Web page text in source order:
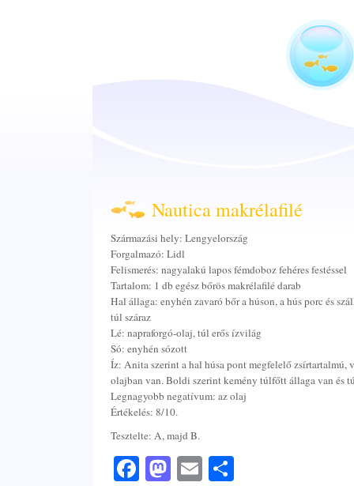
Nautica makrélafilé
Származási hely: Lengyelország
Forgalmazó: Lidl
Felismerés: nagyalakú lapos fémdoboz fehéres festéssel
Tartalom: 1 db egész bőrös makrélafilé darab
Hal állaga: enyhén zavaró bőr a húson, a hús porc és
túl száraz
Lé: napraforgó-olaj, túl erős ízvilág
Só: enyhén sózott
Íz: Anita szerint a hal húsa pont megfelelő zsírtartalmú,
olajban van. Boldi szerint kemény túlfőtt állaga van és
Legnagyobb negatívum: az olaj
Értékelés: 8/10.
Tesztelte: A, majd B.
Facebook
Mastodon
EmailShare